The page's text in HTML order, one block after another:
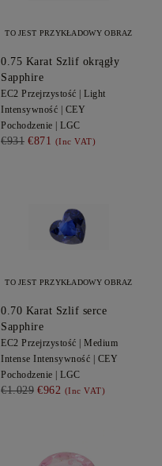
TO JEST PRZYKŁADOWY OBRAZ
0.75 Karat Szlif okrągły
Sapphire
EC2 Przejrzystość | Light
Intensywność | CEY
Pochodzenie | LGC
€931 €871 (Inc VAT)
TO JEST PRZYKŁADOWY OBRAZ
0.70 Karat Szlif serce
Sapphire
EC2 Przejrzystość | Medium
Intense Intensywność | CEY
Pochodzenie | LGC
€1.029 €962 (Inc VAT)